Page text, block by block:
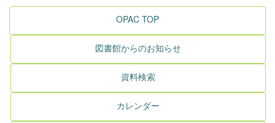
OPAC TOP
図書館からのお知らせ
資料検索
カレンダー